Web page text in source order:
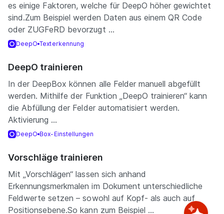
es einige Faktoren, welche für DeepO höher gewichtet
sind.Zum Beispiel werden Daten aus einem QR Code
oder ZUGFeRD bevorzugt ...
DeepO Texterkennung
DeepO trainieren
In der DeepBox können alle Felder manuell abgefüllt
werden. Mithilfe der Funktion „DeepO trainieren“ kann
die Abfüllung der Felder automatisiert werden.
Aktivierung ...
DeepO Box-Einstellungen
Vorschläge trainieren
Mit „Vorschlägen“ lassen sich anhand
Erkennungsmerkmalen im Dokument unterschiedliche
Feldwerte setzen – sowohl auf Kopf- als auch auf
Positionsebene.So kann zum Beispiel ...